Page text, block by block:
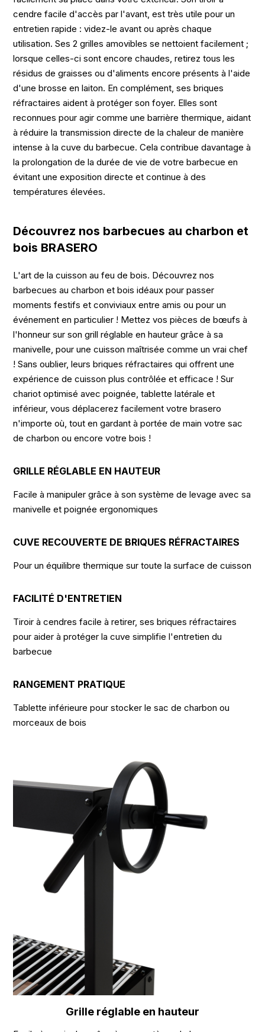
cendre facile d'accès par l'avant, est très utile pour un
entretien rapide : videz-le avant ou après chaque
utilisation. Ses 2 grilles amovibles se nettoient facilement ;
lorsque celles-ci sont encore chaudes, retirez tous les
résidus de graisses ou d'aliments encore présents à l'aide
d'une brosse en laiton. En complément, ses briques
réfractaires aident à protéger son foyer. Elles sont
reconnues pour agir comme une barrière thermique, aidant
à réduire la transmission directe de la chaleur de manière
intense à la cuve du barbecue. Cela contribue davantage à
la prolongation de la durée de vie de votre barbecue en
évitant une exposition directe et continue à des
températures élevées.
Découvrez nos barbecues au charbon et
bois BRASERO
L'art de la cuisson au feu de bois. Découvrez nos
barbecues au charbon et bois idéaux pour passer
moments festifs et conviviaux entre amis ou pour un
événement en particulier ! Mettez vos pièces de bœufs à
l'honneur sur son grill réglable en hauteur grâce à sa
manivelle, pour une cuisson maîtrisée comme un vrai chef
! Sans oublier, leurs briques réfractaires qui offrent une
expérience de cuisson plus contrôlée et efficace ! Sur
chariot optimisé avec poignée, tablette latérale et
inférieur, vous déplacerez facilement votre brasero
n'importe où, tout en gardant à portée de main votre sac
de charbon ou encore votre bois !
GRILLE RÉGLABLE EN HAUTEUR
Facile à manipuler grâce à son système de levage avec sa
manivelle et poignée ergonomiques
CUVE RECOUVERTE DE BRIQUES RÉFRACTAIRES
Pour un équilibre thermique sur toute la surface de cuisson
FACILITÉ D'ENTRETIEN
Tiroir à cendres facile à retirer, ses briques réfractaires
pour aider à protéger la cuve simplifie l'entretien du
barbecue
RANGEMENT PRATIQUE
Tablette inférieure pour stocker le sac de charbon ou
morceaux de bois
Grille réglable en hauteur